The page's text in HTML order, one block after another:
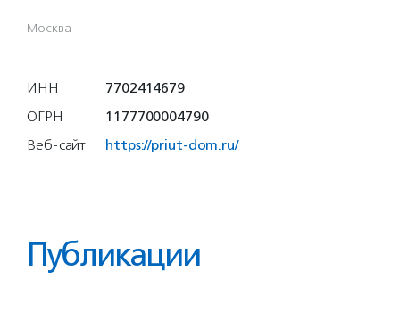
Москва
ИНН
7702414679
ОГРН
1177700004790
Веб-сайт
https://priut-dom.ru/
Публикации